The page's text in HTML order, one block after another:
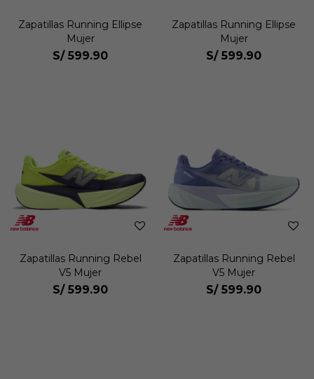
Zapatillas Running Ellipse
Mujer
S/ 599.90
Zapatillas Running Ellipse
Mujer
S/ 599.90
Zapatillas Running Rebel
V5 Mujer
S/ 599.90
Zapatillas Running Rebel
V5 Mujer
S/ 599.90